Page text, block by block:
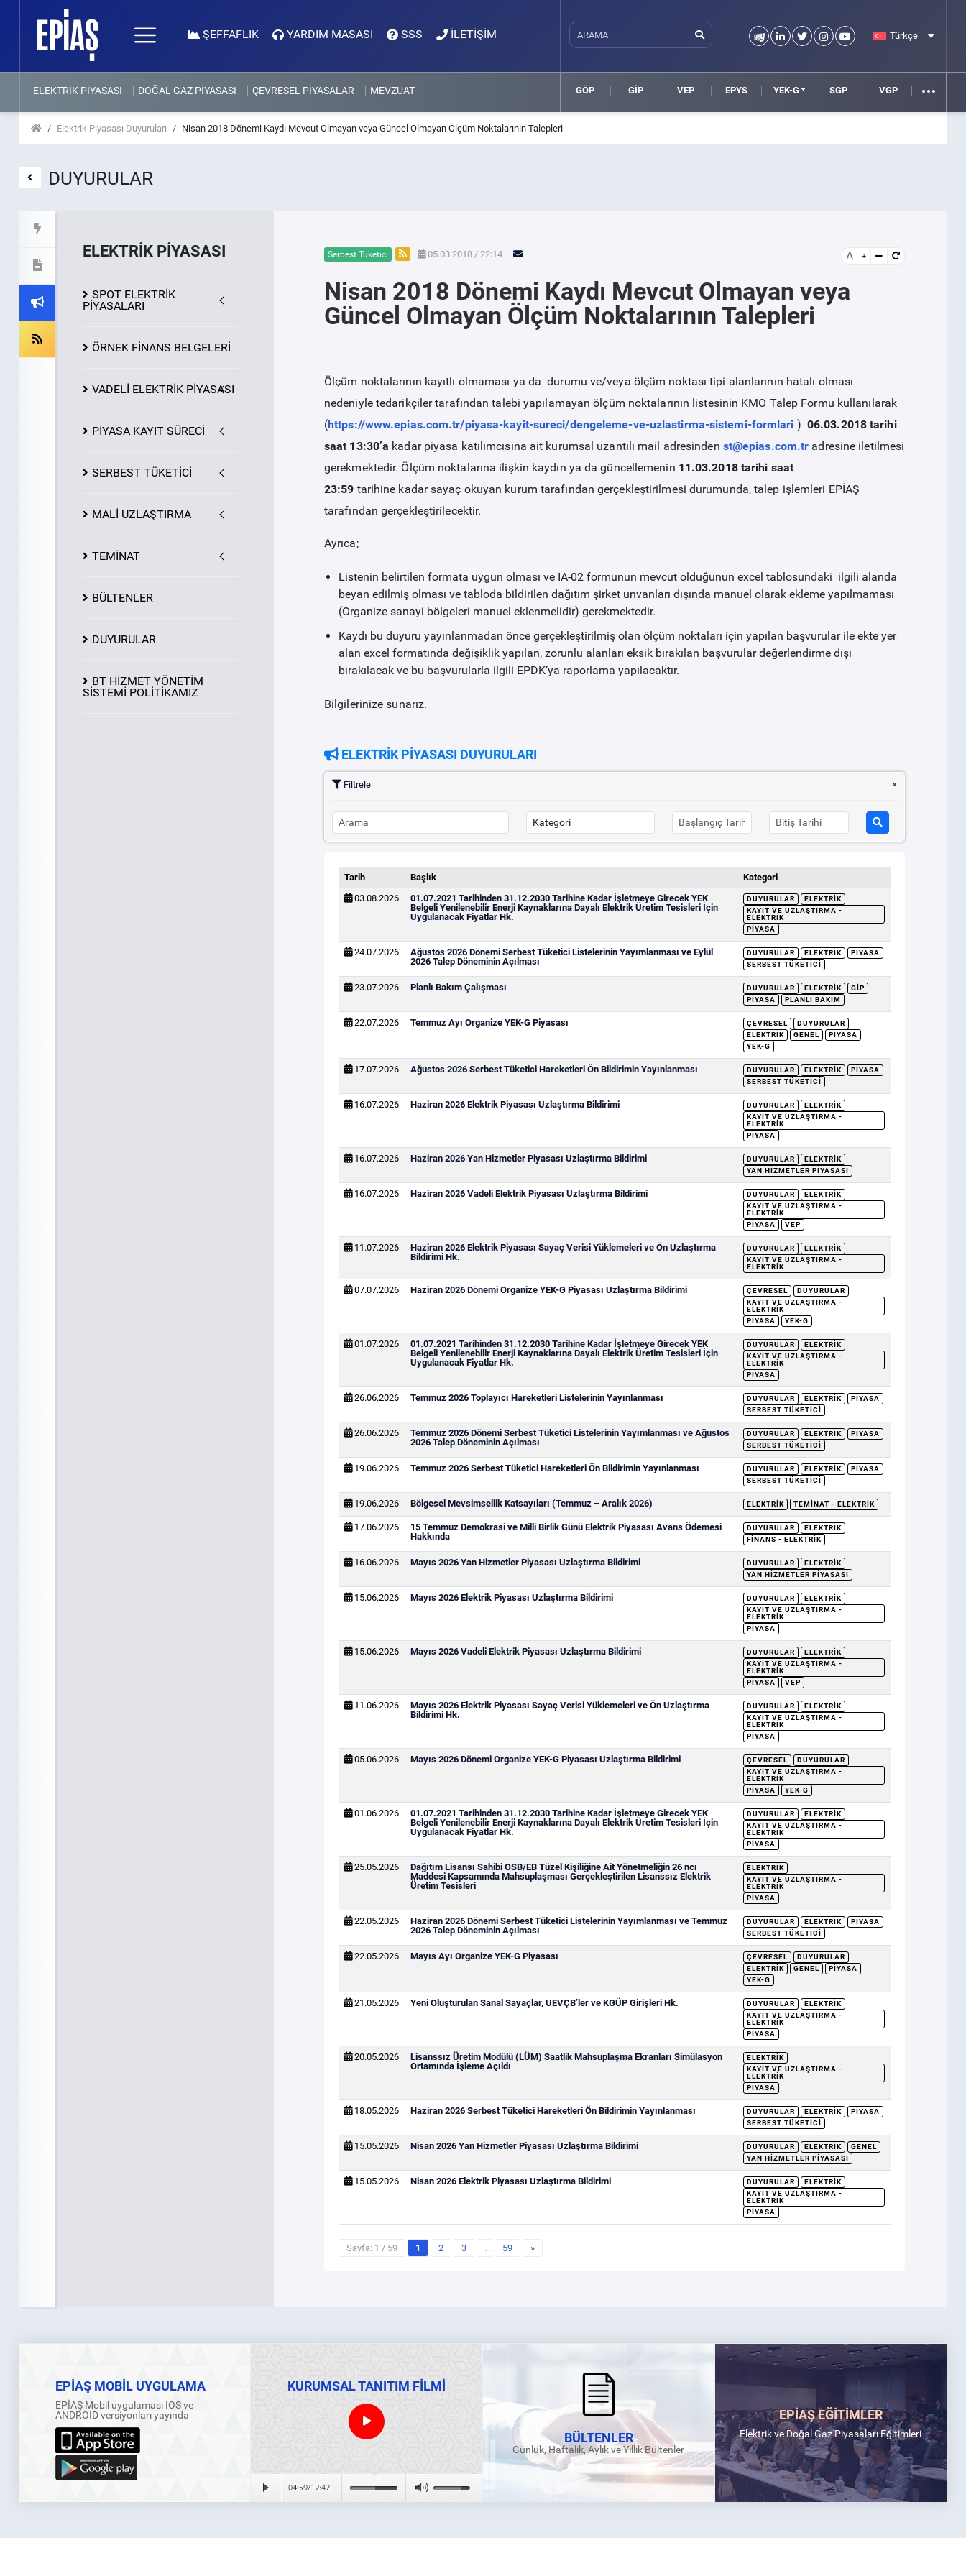
ŞEFFAFLIK YARDIM MASASI SSS İLETİŞİM Türkçe
ELEKTRİK PİYASASI DOĞAL GAZ PİYASASI ÇEVRESEL PİYASALAR MEVZUAT GÖP GİP VEP EPYS YEK-G SGP VGP
Elektrik Piyasası Duyuruları Nisan 2018 Dönemi Kaydı Mevcut Olmayan veya Güncel Olmayan Ölçüm Noktalarının Talepleri
DUYURULAR
ELEKTRİK PİYASASI
SPOT ELEKTRİK
PİYASALARI
ÖRNEK FİNANS BELGELERİ
VADELİ ELEKTRİK PİYASASI
PİYASAKAYIT SÜRECİ
SERBEST TÜKETİCİ
MALİ UZLAŞTIRMA
TEMİNAT
BÜLTENLER
DUYURULAR
BT HİZMET YÖNETİM
SİSTEMİ POLİTİKAMIZ
Serbest Tüketici 05.03.2018 / 22:14 A
Nisan 2018 Dönemi Kaydı Mevcut Olmayan veya
Güncel Olmayan Ölçüm Noktalarının Talepleri
Ölçüm noktalarının kayıtlı olmaması ya da durumu ve/veya ölçüm noktası tipi alanlarının hatalı olması
nedeniyle tedarikçiler tarafından talebi yapılamayan ölçüm noktalarının listesinin KMO Talep Formu kullanılarak
(https://www.epias.com.tr/piyasa-kayit-sureci/dengeleme-ve-uzlastirma-sistemi-formlari ) 06.03.2018 tarihi
saat 13:30’a kadar piyasa katılımcısına ait kurumsal uzantılı mail adresinden st@epias.com.tr adresine iletilmesi
gerekmektedir. Ölçüm noktalarına ilişkin kaydın ya da güncellemenin 11.03.2018 tarihi saat
23:59 tarihine kadarsayaç okuyan kurum tarafındangerçekleştirilmesi durumunda, talep işlemleri EPİAŞ
tarafından gerçekleştirilecektir.
Ayrıca;
Listenin belirtilen formata uygun olması ve IA-02 formunun mevcut olduğunun excel tablosundaki ilgili alanda
beyan edilmiş olması ve tabloda bildirilen dağıtım şirket unvanları dışında manuel olarak ekleme yapılmaması
(Organize sanayi bölgeleri manuel eklenmelidir) gerekmektedir.
Kaydı bu duyuru yayınlanmadan önce gerçekleştirilmiş olan ölçüm noktaları için yapılan başvurular ile ekte yer
alan excel formatında değişiklik yapılan, zorunlu alanları eksik bırakılan başvurular değerlendirme dışı
bırakılacak ve bu başvurularla ilgili EPDK’ya raporlama yapılacaktır.
Bilgilerinize sunarız.
ELEKTRİK PİYASASI DUYURULARI
Filtrele
Tarih Başlık
Kategori
03.08.2026
01.07.2021 Tarihinden 31.12.2030 Tarihine Kadar İşletmeye Girecek YEK
Belgeli Yenilenebilir Enerji Kaynaklarına Dayalı Elektrik Üretim Tesisleri İçin
Uygulanacak Fiyatlar Hk.
DUYURULAR
ELEKTRIK
KAYIT VE UZLAŞTIRMA -
ELEKTRIK
PIYASA
24.07.2026
Ağustos 2026 Dönemi Serbest Tüketici Listelerinin Yayımlanması ve Eylül
2026 Talep Döneminin Açılması
DUYURULAR ELEKTRIK
PIYASA
SERBEST TÜKETICI
23.07.2026 Planlı Bakım Çalışması DUYURULAR ELEKTRIK
GİP
PIYASA
PLANLI BAKIM
22.07.2026 Temmuz Ayı Organize YEK-G Piyasası ÇEVRESEL
DUYURULAR
ELEKTRIK
GENEL
PIYASA
YEK-G
17.07.2026 Ağustos 2026 Serbest Tüketici Hareketleri Ön Bildirimin Yayınlanması DUYURULAR ELEKTRIK
PIYASA
SERBEST TÜKETICI
16.07.2026 Haziran 2026 Elektrik Piyasası Uzlaştırma Bildirimi DUYURULAR
ELEKTRIK
KAYIT VE UZLAŞTIRMA -
ELEKTRIK
PIYASA
16.07.2026 Haziran 2026 Yan Hizmetler Piyasası Uzlaştırma Bildirimi DUYURULAR
ELEKTRIK
YAN HIZMETLER PIYASASI
16.07.2026 Haziran 2026 Vadeli Elektrik Piyasası Uzlaştırma Bildirimi DUYURULAR
ELEKTRIK
KAYIT VE UZLAŞTIRMA -
ELEKTRIK
PIYASA
VEP
11.07.2026
Haziran 2026 Elektrik Piyasası Sayaç Verisi Yüklemeleri ve Ön Uzlaştırma
Bildirimi Hk.
DUYURULAR
ELEKTRIK
KAYIT VE UZLAŞTIRMA -
ELEKTRIK
07.07.2026 Haziran 2026 Dönemi Organize YEK-G Piyasası Uzlaştırma Bildirimi ÇEVRESEL
DUYURULAR
KAYIT VE UZLAŞTIRMA -
ELEKTRIK
PIYASA
YEK-G
01.07.2026
01.07.2021 Tarihinden 31.12.2030 Tarihine Kadar İşletmeye Girecek YEK
Belgeli Yenilenebilir Enerji Kaynaklarına Dayalı Elektrik Üretim Tesisleri İçin
Uygulanacak Fiyatlar Hk.
DUYURULAR
ELEKTRIK
KAYIT VE UZLAŞTIRMA -
ELEKTRIK
PIYASA
26.06.2026 Temmuz 2026 Toplayıcı Hareketleri Listelerinin Yayınlanması DUYURULAR ELEKTRIK
PIYASA
SERBEST TÜKETICI
26.06.2026
Temmuz 2026 Dönemi Serbest Tüketici Listelerinin Yayımlanması ve Ağustos
2026 Talep Döneminin Açılması
DUYURULAR ELEKTRIK
PIYASA
SERBEST TÜKETICI
19.06.2026 Temmuz 2026 Serbest Tüketici Hareketleri Ön Bildirimin Yayınlanması DUYURULAR ELEKTRIK
PIYASA
SERBEST TÜKETICI
19.06.2026 Bölgesel Mevsimsellik Katsayıları (Temmuz – Aralık 2026) ELEKTRIK TEMINAT - ELEKTRIK
17.06.2026
15 Temmuz Demokrasi ve Milli Birlik Günü Elektrik Piyasası Avans Ödemesi
Hakkında
DUYURULAR
ELEKTRIK
FINANS - ELEKTRIK
16.06.2026 Mayıs 2026 Yan Hizmetler Piyasası Uzlaştırma Bildirimi DUYURULAR
ELEKTRIK
YAN HIZMETLER PIYASASI
15.06.2026 Mayıs 2026 Elektrik Piyasası Uzlaştırma Bildirimi DUYURULAR
ELEKTRIK
KAYIT VE UZLAŞTIRMA -
ELEKTRIK
PIYASA
15.06.2026 Mayıs 2026 Vadeli Elektrik Piyasası Uzlaştırma Bildirimi DUYURULAR
ELEKTRIK
KAYIT VE UZLAŞTIRMA -
ELEKTRIK
PIYASA
VEP
11.06.2026
Mayıs 2026 Elektrik Piyasası Sayaç Verisi Yüklemeleri ve Ön Uzlaştırma
Bildirimi Hk.
DUYURULAR
ELEKTRIK
KAYIT VE UZLAŞTIRMA -
ELEKTRIK
PIYASA
05.06.2026 Mayıs 2026 Dönemi Organize YEK-G Piyasası Uzlaştırma Bildirimi ÇEVRESEL
DUYURULAR
KAYIT VE UZLAŞTIRMA -
ELEKTRIK
PIYASA
YEK-G
01.06.2026
01.07.2021 Tarihinden 31.12.2030 Tarihine Kadar İşletmeye Girecek YEK
Belgeli Yenilenebilir Enerji Kaynaklarına Dayalı Elektrik Üretim Tesisleri İçin
Uygulanacak Fiyatlar Hk.
DUYURULAR
ELEKTRIK
KAYIT VE UZLAŞTIRMA -
ELEKTRIK
PIYASA
25.05.2026
Dağıtım Lisansı Sahibi OSB/EB Tüzel Kişiliğine Ait Yönetmeliğin 26 ncı
Maddesi Kapsamında Mahsuplaşması Gerçekleştirilen Lisanssız Elektrik
Üretim Tesisleri
ELEKTRIK
KAYIT VE UZLAŞTIRMA -
ELEKTRIK
PIYASA
22.05.2026
Haziran 2026 Dönemi Serbest Tüketici Listelerinin Yayımlanması ve Temmuz
2026 Talep Döneminin Açılması
DUYURULAR ELEKTRIK
PIYASA
SERBEST TÜKETICI
22.05.2026 Mayıs Ayı Organize YEK-G Piyasası ÇEVRESEL
DUYURULAR
ELEKTRIK
GENEL
PIYASA
YEK-G
21.05.2026 Yeni Oluşturulan Sanal Sayaçlar, UEVÇB’ler ve KGÜP Girişleri Hk. DUYURULAR
ELEKTRIK
KAYIT VE UZLAŞTIRMA -
ELEKTRIK
PIYASA
20.05.2026
Lisanssız Üretim Modülü (LÜM) Saatlik Mahsuplaşma Ekranları Simülasyon
Ortamında İşleme Açıldı
ELEKTRIK
KAYIT VE UZLAŞTIRMA -
ELEKTRIK
PIYASA
18.05.2026 Haziran 2026 Serbest Tüketici Hareketleri Ön Bildirimin Yayınlanması DUYURULAR ELEKTRIK
PIYASA
SERBEST TÜKETICI
15.05.2026 Nisan 2026 Yan Hizmetler Piyasası Uzlaştırma Bildirimi DUYURULAR ELEKTRIK
GENEL
YAN HIZMETLER PIYASASI
15.05.2026 Nisan 2026 Elektrik Piyasası Uzlaştırma Bildirimi DUYURULAR
ELEKTRIK
KAYIT VE UZLAŞTIRMA -
ELEKTRIK
PIYASA
Sayfa: 1 / 59 1 2 3 … 59 »
EPİAŞ MOBİL UYGULAMA
EPİAŞ Mobil uygulaması IOS ve
ANDROID versiyonları yayında
KURUMSAL TANITIM FİLMİ
BÜLTENLER
Günlük, Haftalık, Aylık ve Yıllık Bültenler
EPİAŞ EĞİTİMLER
Elektrik ve Doğal Gaz Piyasaları Eğitimleri